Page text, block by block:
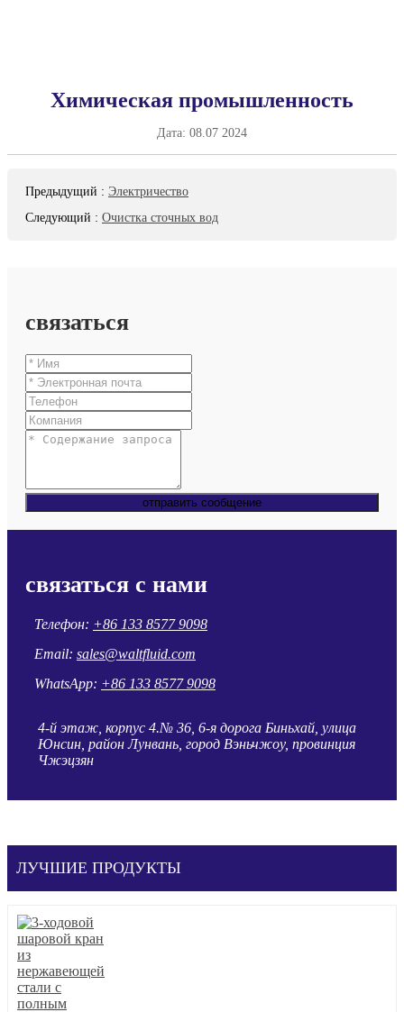
Химическая промышленность
Дата: 08.07 2024
Предыдущий : Электричество
Следующий : Очистка сточных вод
связаться
отправить сообщение
связаться с нами
Телефон: +86 133 8577 9098
Email: sales@waltfluid.com
WhatsApp: +86 133 8577 9098
4-й этаж, корпус 4.№ 36, 6-я дорога Биньхай, улица
Юнсин, район Лунвань, город Вэньчжоу, провинция
Чжэцзян
ЛУЧШИЕ ПРОДУКТЫ